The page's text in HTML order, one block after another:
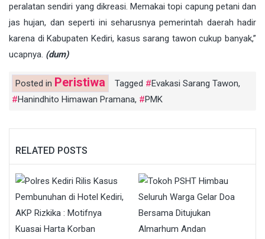
peralatan sendiri yang dikreasi. Memakai topi capung petani dan
jas hujan, dan seperti ini seharusnya pemerintah daerah hadir
karena di Kabupaten Kediri, kasus sarang tawon cukup banyak,”
ucapnya. (dum)
Posted in Peristiwa Tagged Evakasi Sarang Tawon,
Hanindhito Himawan Pramana, PMK
RELATED POSTS